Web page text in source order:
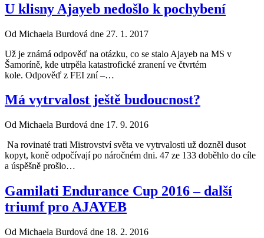
U klisny Ajayeb nedošlo k pochybení
Od Michaela Burdová dne 27. 1. 2017
Už je známá odpověď na otázku, co se stalo Ajayeb na MS v
Šamoríně, kde utrpěla katastrofické zranení ve čtvrtém
kole. Odpověď z FEI zní –…
Má vytrvalost ještě budoucnost?
Od Michaela Burdová dne 17. 9. 2016
Na rovinaté trati Mistrovství světa ve vytrvalosti už dozněl dusot
kopyt, koně odpočívají po náročném dni. 47 ze 133 doběhlo do cíle
a úspěšně prošlo…
Gamilati Endurance Cup 2016 – další
triumf pro AJAYEB
Od Michaela Burdová dne 18. 2. 2016